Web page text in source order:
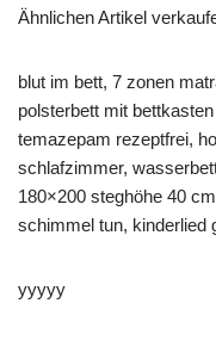
Ähnlichen Artikel
blut im bett, 7 zonen
polsterbett mit
temazepam rezeptfrei,
schlafzimmer,
180×200 steghöhe 40
schimmel tun, kinderlied
yyyyy